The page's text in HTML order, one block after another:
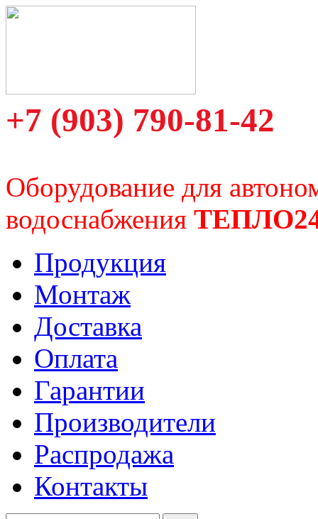
+7 (903) 790-81-42
Оборудование для
водоснабжения
Продукция
Монтаж
Доставка
Оплата
Гарантии
Производители
Распродажа
Контакты